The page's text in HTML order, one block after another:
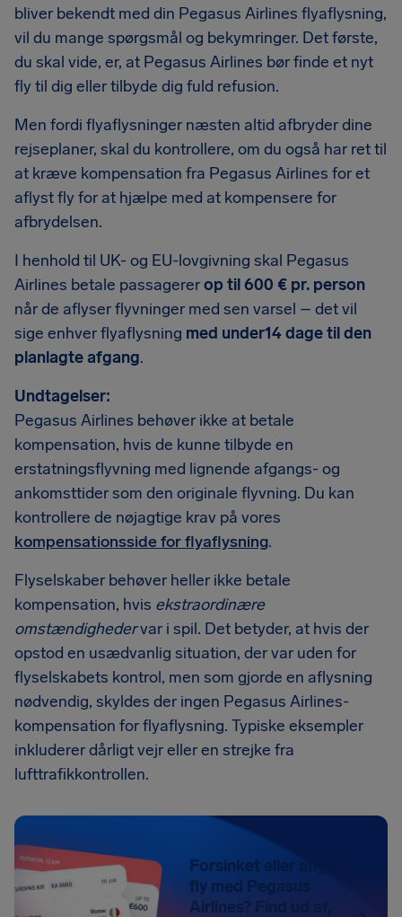
bliver bekendt med din Pegasus Airlines flyaflysning,
vil du mange spørgsmål og bekymringer. Det første,
du skal vide, er, at Pegasus Airlines bør finde et nyt
fly til dig eller tilbyde dig fuld refusion.
Men fordi flyaflysninger næsten altid afbryder dine
rejseplaner, skal du kontrollere, om du også har ret til
at kræve kompensation fra Pegasus Airlines for et
aflyst fly for at hjælpe med at kompensere for
afbrydelsen.
I henhold til UK- og EU-lovgivning skal Pegasus
Airlines betale passagererop til 600 € pr. person
når de aflyser flyvninger med sen varsel – det vil
sige enhver flyaflysning med under14 dage til den
planlagte afgang.
Undtagelser:
Pegasus Airlines behøver ikke at betale
kompensation, hvis de kunne tilbyde en
erstatningsflyvning med lignende afgangs- og
ankomsttider som den originale flyvning. Du kan
kontrollere de nøjagtige krav på vores
kompensationsside for flyaflysning.
Flyselskaber behøver heller ikke betale
kompensation, hvis ekstraordinære
omstændighedervar i spil. Det betyder, at hvis der
opstod en usædvanlig situation, der var uden for
flyselskabets kontrol, men som gjorde en aflysning
nødvendig, skyldes der ingen Pegasus Airlines-
kompensation for flyaflysning. Typiske eksempler
inkluderer dårligt vejr eller en strejke fra
lufttrafikkontrollen.
Forsinket eller aflyst
fly med Pegasus
Airlines? Find ud af,